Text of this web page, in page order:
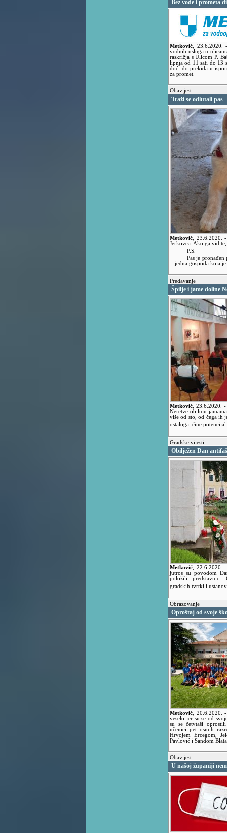
Bez vode i prometa
Metković 23.6.2020.
vodnih usluga u
raskrižja s Ulicom P.
lipnja od 11 sati do 13
doći do prekida u
za promet.
Obavijest
Traži se odlutali pas
Metković 23.6.2020.
Jerkovca. Ako ga
P.S.
Pas je
jedna gospođa koja
Predavanje
Špilje i jame doline
Metković ,23.6.2020.-
Neretve obiluju
više od sto, od čega ih
ostaloga, čine
Gradske vijesti
Obilježen Dan
Metković 22.6.2020.
jutros su povodom
položili predstavnici
gradskih tvrtki i
Obrazovanje
Oproštaj od svoje
Metković 20.6.2020.
veselo jer su se od
su se četvtaši
učenici pet osmih
Hrvojem Ercegom,
Pavlović i Sandom
Obavijest
U našoj županiji